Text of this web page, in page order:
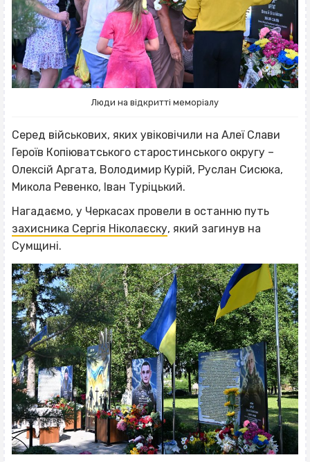
Люди на відкритті меморіалу
Серед військових, яких увіковічили на Алеї Слави
Героїв Копіюватського старостинського округу –
Олексій Аргата, Володимир Курій, Руслан Сисюка,
Микола Ревенко, Іван Туріцький.
Нагадаємо, у Черкасах провели в останню путь
захисника Сергія Ніколаєску, який загинув на
Сумщині.